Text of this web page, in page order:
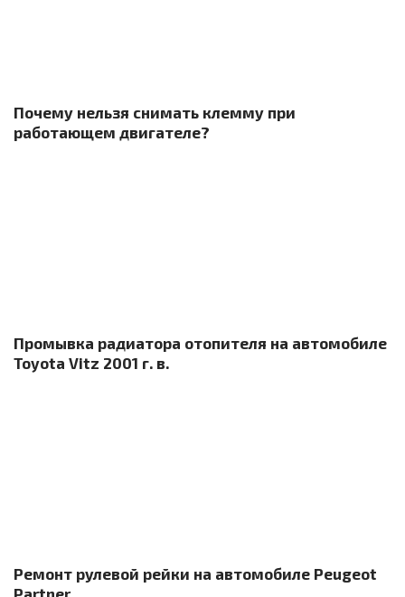
Почему нельзя снимать клемму при
работающем двигателе?
Промывка радиатора отопителя на автомобиле
Toyota Vitz 2001 г. в.
Ремонт рулевой рейки на автомобиле Peugeot
Partner